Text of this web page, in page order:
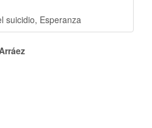
suicidio, Esperanza